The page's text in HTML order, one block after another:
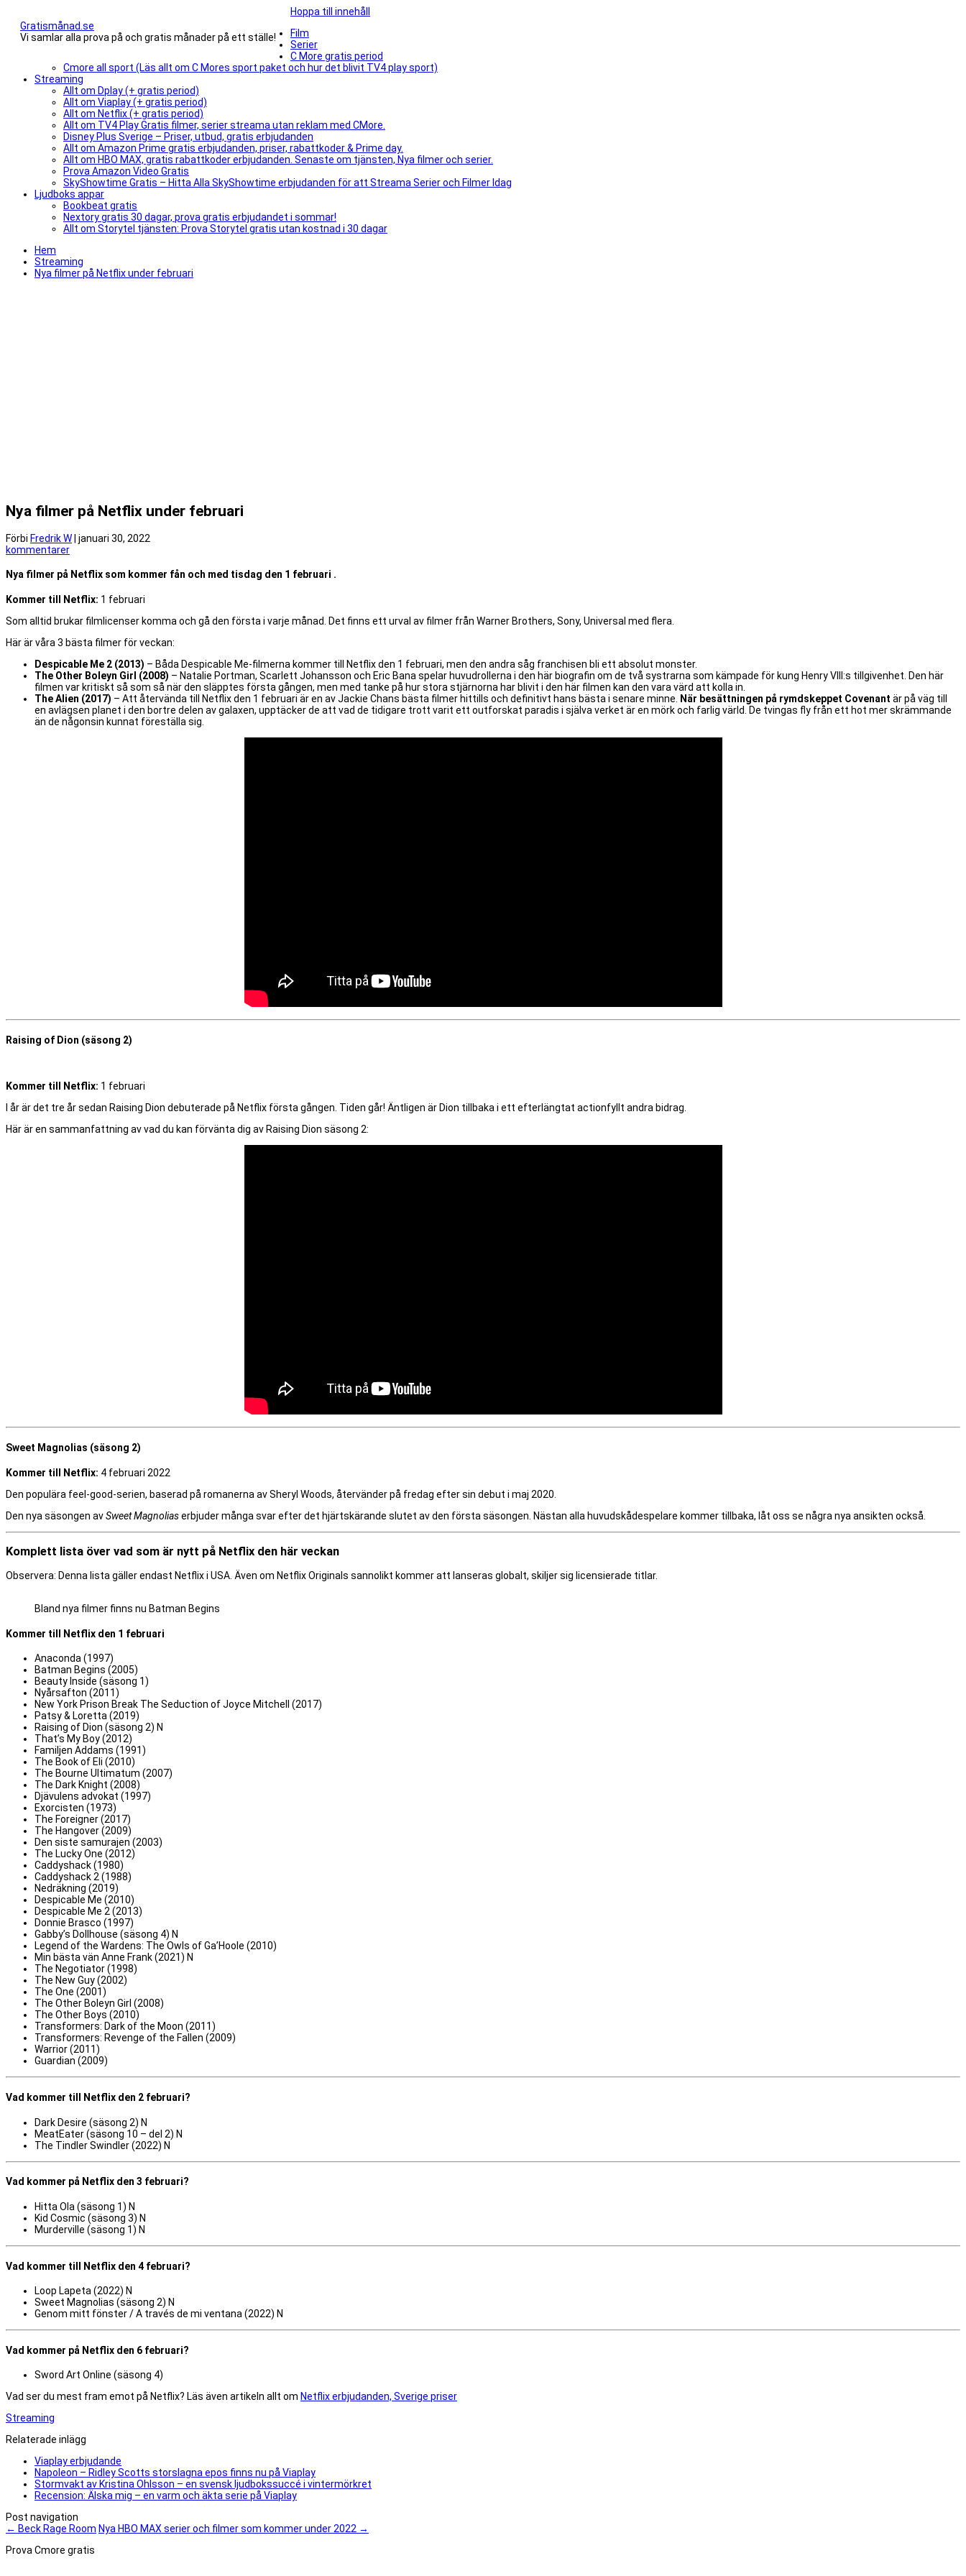
Gratismånad.se
Vi samlar alla prova på och gratis månader på ett ställe!
Hoppa till innehåll
Film
Serier
C More gratis period
Cmore all sport (Läs allt om C Mores sport paket och hur det blivit TV4 play sport)
Streaming
Allt om Dplay (+ gratis period)
Allt om Viaplay (+ gratis period)
Allt om Netflix (+ gratis period)
Allt om TV4 Play Gratis filmer, serier streama utan reklam med CMore.
Disney Plus Sverige – Priser, utbud, gratis erbjudanden
Allt om Amazon Prime gratis erbjudanden, priser, rabattkoder & Prime day.
Allt om HBO MAX, gratis rabattkoder erbjudanden. Senaste om tjänsten, Nya filmer och serier.
Prova Amazon Video Gratis
SkyShowtime Gratis – Hitta Alla SkyShowtime erbjudanden för att Streama Serier och Filmer Idag
Ljudboks appar
Bookbeat gratis
Nextory gratis 30 dagar, prova gratis erbjudandet i sommar!
Allt om Storytel tjänsten: Prova Storytel gratis utan kostnad i 30 dagar
Hem
Streaming
Nya filmer på Netflix under februari
Nya filmer på Netflix under februari
Förbi Fredrik W januari 30, 2022
kommentarer
Nya filmer på Netflix som kommer fån och med tisdag den 1 februari .
Kommer till Netflix: 1 februari
Som alltid brukar filmlicenser komma och gå den första i varje månad. Det finns ett urval av filmer från Warner Brothers, Sony, Universal med flera.
Här är våra 3 bästa filmer för veckan:
Despicable Me 2 (2013) – Båda Despicable Me-filmerna kommer till Netflix den 1 februari, men den andra såg franchisen bli ett absolut monster.
The Other Boleyn Girl (2008) – Natalie Portman, Scarlett Johansson och Eric Bana spelar huvudrollerna i den här biografin om de två systrarna som kämpade för kung Henry VIII:s tillgivenhet. Den här
filmen var kritiskt så som så när den släpptes första gången, men med tanke på hur stora stjärnorna har blivit i den här filmen kan den vara värd att kolla in.
The Alien (2017) – Att återvända till Netflix den 1 februari är en av Jackie Chans bästa filmer hittills och definitivt hans bästa i senare minne. När besättningen på rymdskeppet Covenant är på väg till
en avlägsen planet i den bortre delen av galaxen, upptäcker de att vad de tidigare trott varit ett outforskat paradis i själva verket är en mörk och farlig värld. De tvingas fly från ett hot mer skrämmande
än de någonsin kunnat föreställa sig.
Raising of Dion (säsong 2)
Kommer till Netflix: 1 februari
I år är det tre år sedan Raising Dion debuterade på Netflix första gången. Tiden går! Äntligen är Dion tillbaka i ett efterlängtat actionfyllt andra bidrag.
Här är en sammanfattning av vad du kan förvänta dig av Raising Dion säsong 2:
Sweet Magnolias (säsong 2)
Kommer till Netflix: 4 februari 2022
Den populära feel-good-serien, baserad på romanerna av Sheryl Woods, återvänder på fredag ​​efter sin debut i maj 2020.
Den nya säsongen avSweet Magnoliaserbjuder många svar efter det hjärtskärande slutet av den första säsongen. Nästan alla huvudskådespelare kommer tillbaka, låt oss se några nya ansikten också.
Komplett lista över vad som är nytt på Netflix den här veckan
Observera: Denna lista gäller endast Netflix i USA. Även om Netflix Originals sannolikt kommer att lanseras globalt, skiljer sig licensierade titlar.
Bland nya filmer finns nu Batman Begins
Kommer till Netflix den 1 februari
Anaconda (1997)
Batman Begins (2005)
Beauty Inside (säsong 1)
Nyårsafton (2011)
New York Prison Break The Seduction of Joyce Mitchell (2017)
Patsy & Loretta (2019)
Raising of Dion (säsong 2) N
That’s My Boy (2012)
Familjen Addams (1991)
The Book of Eli (2010)
The Bourne Ultimatum (2007)
The Dark Knight (2008)
Djävulens advokat (1997)
Exorcisten (1973)
The Foreigner (2017)
The Hangover (2009)
Den siste samurajen (2003)
The Lucky One (2012)
Caddyshack (1980)
Caddyshack 2 (1988)
Nedräkning (2019)
Despicable Me (2010)
Despicable Me 2 (2013)
Donnie Brasco (1997)
Gabby’s Dollhouse (säsong 4) N
Legend of the Wardens: The Owls of Ga’Hoole (2010)
Min bästa vän Anne Frank (2021) N
The Negotiator (1998)
The New Guy (2002)
The One (2001)
The Other Boleyn Girl (2008)
The Other Boys (2010)
Transformers: Dark of the Moon (2011)
Transformers: Revenge of the Fallen (2009)
Warrior (2011)
Guardian (2009)
Vad kommer till Netflix den 2 februari?
Dark Desire (säsong 2) N
MeatEater (säsong 10 – del 2) N
The Tindler Swindler (2022) N
Vad kommer på Netflix den 3 februari?
Hitta Ola (säsong 1) N
Kid Cosmic (säsong 3) N
Murderville (säsong 1) N
Vad kommer till Netflix den 4 februari?
Loop Lapeta (2022) N
Sweet Magnolias (säsong 2) N
Genom mitt fönster / A través de mi ventana (2022) N
Vad kommer på Netflix den 6 februari?
Sword Art Online (säsong 4)
Vad ser du mest fram emot på Netflix? Läs även artikeln allt om Netflix erbjudanden, Sverige priser
Streaming
Relaterade inlägg
Viaplay erbjudande
Napoleon – Ridley Scotts storslagna epos finns nu på Viaplay
Stormvakt av Kristina Ohlsson – en svensk ljudbokssuccé i vintermörkret
Recension: Älska mig – en varm och äkta serie på Viaplay
Post navigation
← Beck Rage Room Nya HBO MAX serier och filmer som kommer under 2022 →
Prova Cmore gratis